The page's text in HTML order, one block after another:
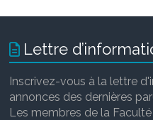
Lettre
Inscrivez-vous à la lettre
annonces des dernières
Les membres de la